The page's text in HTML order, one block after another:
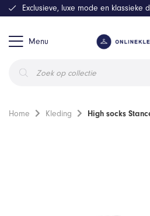
Menu
zoeken
Exclusieve, luxe mode en klassieke
Home Kleding High socks